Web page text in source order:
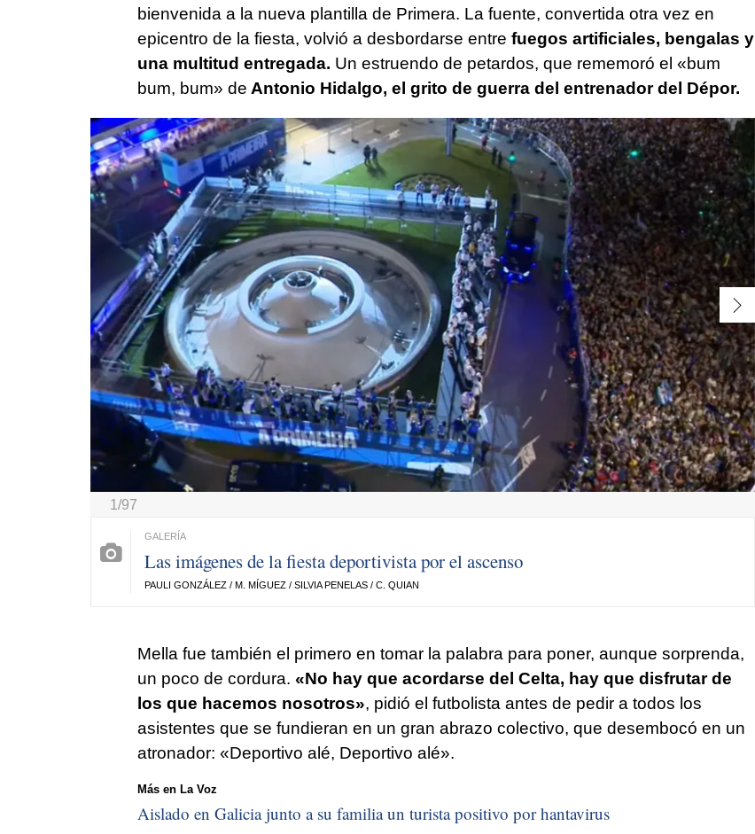
bienvenida a la nueva plantilla de Primera. La fuente, convertida otra vez en
epicentro de la fiesta, volvió a desbordarse entre fuegos artificiales, bengalas y
una multitud entregada. Un estruendo de petardos, que rememoró el «bum
bum, bum» de Antonio Hidalgo, el grito de guerra del entrenador del Dépor.
1/97
Las imágenes de la fiesta deportivista por el ascenso
PAULI GONZÁLEZ / M. MÍGUEZ / SILVIA PENELAS / C. QUIAN
Mella fue también el primero en tomar la palabra para poner, aunque sorprenda,
un poco de cordura. «No hay que acordarse del Celta, hay que disfrutar de
los que hacemos nosotros», pidió el futbolista antes de pedir a todos los
asistentes que se fundieran en un gran abrazo colectivo, que desembocó en un
atronador: «Deportivo alé, Deportivo alé».
Más en La Voz
Aislado en Galicia junto a su familia un turista positivo por hantavirus